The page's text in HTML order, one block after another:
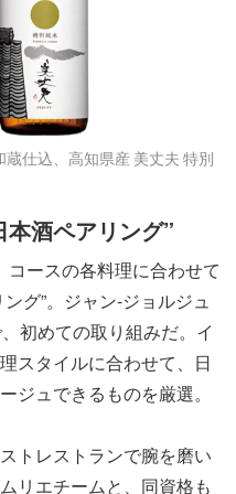
蔵仕込、高知県産 美丈夫 特別
酒ペアリング”
ースの各料理に合わせて
グ”。ジャン-ジョルジュ
初めての取り組みだ。イ
スタイルに合わせて、日
ジュできるものを厳選。
トレストランで腕を磨い
リエチームと、同資格も